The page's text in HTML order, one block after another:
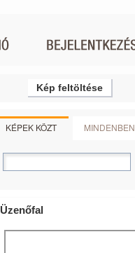
Kép feltöltése
KÉPEK KÖZT MINDENBEN
Üzenőfal